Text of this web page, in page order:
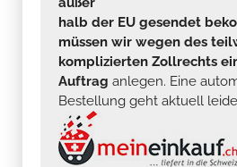
halb der EU gesendet
müssen wir wegen des
komplizierten Zollrechts
Auftrag anlegen. Eine
Bestellung geht aktuell